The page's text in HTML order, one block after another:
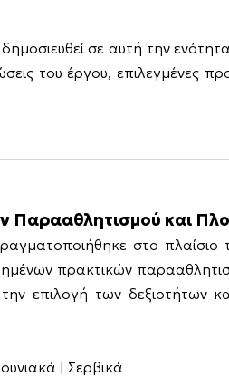
σε αυτή την
του έργου, επιλεγμένες
και
στο πλαίσιο
πρακτικών
επιλογή των
| Σερβικά